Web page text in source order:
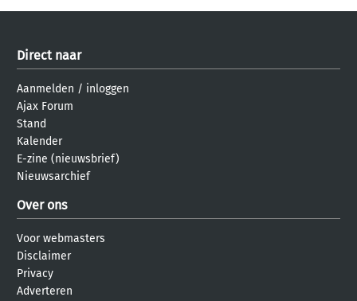
Direct naar
Aanmelden / inloggen
Ajax Forum
Stand
Kalender
E-zine (nieuwsbrief)
Nieuwsarchief
Over ons
Voor webmasters
Disclaimer
Privacy
Adverteren